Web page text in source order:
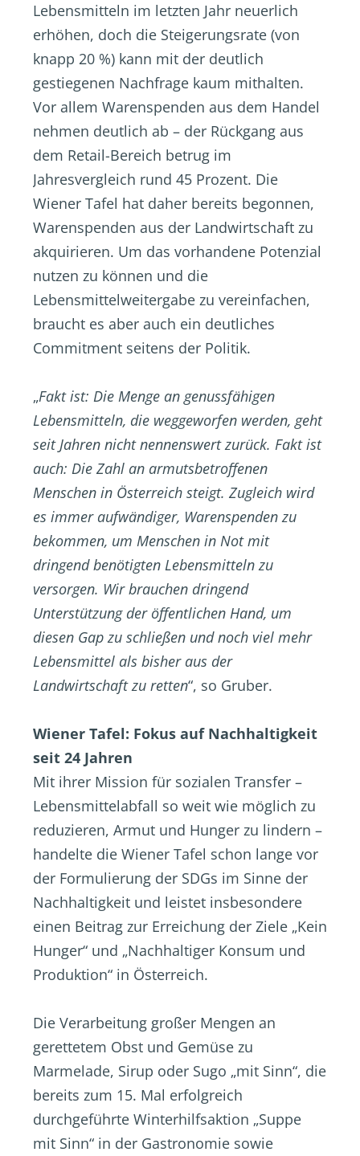
Lebensmitteln im letzten Jahr neuerlich
erhöhen, doch die Steigerungsrate (von
knapp 20 %) kann mit der deutlich
gestiegenen Nachfrage kaum mithalten.
Vor allem Warenspenden aus dem Handel
nehmen deutlich ab – der Rückgang aus
dem Retail-Bereich betrug im
Jahresvergleich rund 45 Prozent. Die
Wiener Tafel hat daher bereits begonnen,
Warenspenden aus der Landwirtschaft zu
akquirieren. Um das vorhandene Potenzial
nutzen zu können und die
Lebensmittelweitergabe zu vereinfachen,
braucht es aber auch ein deutliches
Commitment seitens der Politik.
„Fakt ist: Die Menge an genussfähigen
Lebensmitteln, die weggeworfen werden, geht
seit Jahren nicht nennenswert zurück. Fakt ist
auch: Die Zahl an armutsbetroffenen
Menschen in Österreich steigt. Zugleich wird
es immer aufwändiger, Warenspenden zu
bekommen, um Menschen in Not mit
dringend benötigten Lebensmitteln zu
versorgen. Wir brauchen dringend
Unterstützung der öffentlichen Hand, um
diesen Gap zu schließen und noch viel mehr
Lebensmittel als bisher aus der
Landwirtschaft zu retten“, so Gruber.
Wiener Tafel: Fokus auf Nachhaltigkeit
seit 24 Jahren
Mit ihrer Mission für sozialen Transfer –
Lebensmittelabfall so weit wie möglich zu
reduzieren, Armut und Hunger zu lindern –
handelte die Wiener Tafel schon lange vor
der Formulierung der SDGs im Sinne der
Nachhaltigkeit und leistet insbesondere
einen Beitrag zur Erreichung der Ziele „Kein
Hunger“ und „Nachhaltiger Konsum und
Produktion“ in Österreich.
Die Verarbeitung großer Mengen an
gerettetem Obst und Gemüse zu
Marmelade, Sirup oder Sugo „mit Sinn“, die
bereits zum 15. Mal erfolgreich
durchgeführte Winterhilfsaktion „Suppe
mit Sinn“ in der Gastronomie sowie